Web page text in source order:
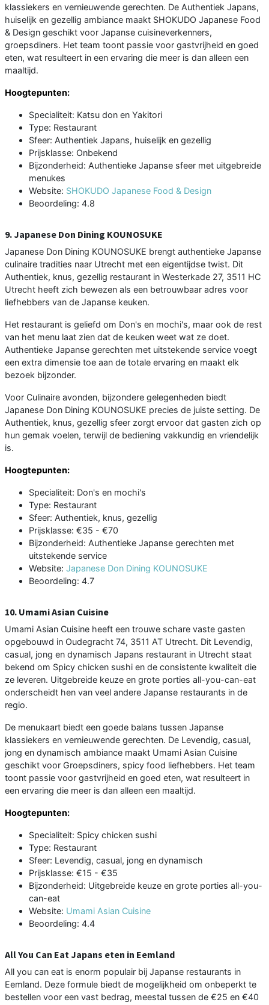
klassiekers en vernieuwende gerechten. De Authentiek Japans,
huiselijk en gezellig ambiance maakt SHOKUDO Japanese Food
& Design geschikt voor Japanse cuisineverkenners,
groepsdiners. Het team toont passie voor gastvrijheid en goed
eten, wat resulteert in een ervaring die meer is dan alleen een
maaltijd.
Hoogtepunten:
Specialiteit: Katsu don en Yakitori
Type: Restaurant
Sfeer: Authentiek Japans, huiselijk en gezellig
Prijsklasse: Onbekend
Bijzonderheid: Authentieke Japanse sfeer met uitgebreide
menukes
Website: SHOKUDO Japanese Food & Design
Beoordeling: 4.8
9. Japanese Don Dining KOUNOSUKE
Japanese Don Dining KOUNOSUKE brengt authentieke Japanse
culinaire tradities naar Utrecht met een eigentijdse twist. Dit
Authentiek, knus, gezellig restaurant in Westerkade 27, 3511 HC
Utrecht heeft zich bewezen als een betrouwbaar adres voor
liefhebbers van de Japanse keuken.
Het restaurant is geliefd om Don's en mochi's, maar ook de rest
van het menu laat zien dat de keuken weet wat ze doet.
Authentieke Japanse gerechten met uitstekende service voegt
een extra dimensie toe aan de totale ervaring en maakt elk
bezoek bijzonder.
Voor Culinaire avonden, bijzondere gelegenheden biedt
Japanese Don Dining KOUNOSUKE precies de juiste setting. De
Authentiek, knus, gezellig sfeer zorgt ervoor dat gasten zich op
hun gemak voelen, terwijl de bediening vakkundig en vriendelijk
is.
Hoogtepunten:
Specialiteit: Don's en mochi's
Type: Restaurant
Sfeer: Authentiek, knus, gezellig
Prijsklasse: €35 - €70
Bijzonderheid: Authentieke Japanse gerechten met
uitstekende service
Website: Japanese Don Dining KOUNOSUKE
Beoordeling: 4.7
10. Umami Asian Cuisine
Umami Asian Cuisine heeft een trouwe schare vaste gasten
opgebouwd in Oudegracht 74, 3511 AT Utrecht. Dit Levendig,
casual, jong en dynamisch Japans restaurant in Utrecht staat
bekend om Spicy chicken sushi en de consistente kwaliteit die
ze leveren. Uitgebreide keuze en grote porties all-you-can-eat
onderscheidt hen van veel andere Japanse restaurants in de
regio.
De menukaart biedt een goede balans tussen Japanse
klassiekers en vernieuwende gerechten. De Levendig, casual,
jong en dynamisch ambiance maakt Umami Asian Cuisine
geschikt voor Groepsdiners, spicy food liefhebbers. Het team
toont passie voor gastvrijheid en goed eten, wat resulteert in
een ervaring die meer is dan alleen een maaltijd.
Hoogtepunten:
Specialiteit: Spicy chicken sushi
Type: Restaurant
Sfeer: Levendig, casual, jong en dynamisch
Prijsklasse: €15 - €35
Bijzonderheid: Uitgebreide keuze en grote porties all-you-
can-eat
Website: Umami Asian Cuisine
Beoordeling: 4.4
All You Can Eat Japans eten in Eemland
All you can eat is enorm populair bij Japanse restaurants in
Eemland. Deze formule biedt de mogelijkheid om onbeperkt te
bestellen voor een vast bedrag, meestal tussen de €25 en €40